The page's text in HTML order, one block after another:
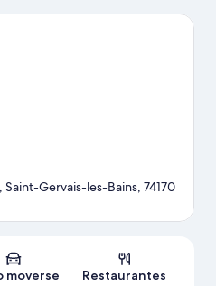
Blanc son lo que necesitas.
Mapa
Gervais-les-Bains, 74170
moverse
Restaurantes